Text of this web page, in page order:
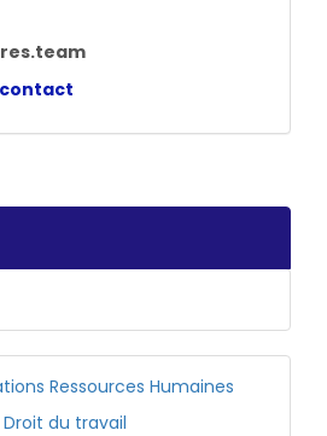
Ressources Humaines
Droit du travail